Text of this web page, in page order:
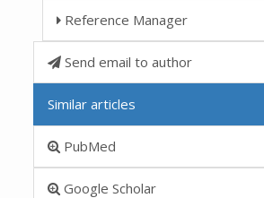
Reference Manager
Send email to author
Similar articles
PubMed
Google Scholar